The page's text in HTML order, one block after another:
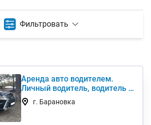
Фильтровать
Аренда авто водителем.
Личный водитель, водитель с
авто в семью
г. Барановка